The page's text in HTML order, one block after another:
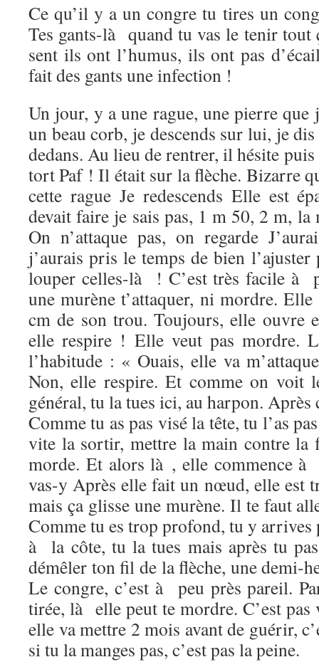
Ce qu’il y a un congre tu tires un
Tes gants-là quand tu vas le tenir tout
sent ils ont l’humus, ils ont pas
fait des gants une infection !
Un jour, y a une rague, une pierre que
un beau corb, je descends sur lui, je
dedans. Au lieu de rentrer, il hésite
tort Paf ! Il était sur la flèche. Bizarre
cette rague Je redescends Elle est
devait faire je sais pas, 1 m 50, 2 m,
On n’attaque pas, on regarde
j’aurais pris le temps de bien l’ajuster
louper celles-là ! C’est très facile à
une murène t’attaquer, ni mordre.
cm de son trou. Toujours, elle ouvre
elle respire ! Elle veut pas mordre.
l’habitude : « Ouais, elle va
Non, elle respire. Et comme on voit
général, tu la tues ici, au harpon. Après
Comme tu as pas visé la tête, tu l’as
vite la sortir, mettre la main contre la
morde. Et alors là , elle commence
vas-y Après elle fait un nœud, elle est
mais ça glisse une murène. Il te faut
Comme tu es trop profond, tu y arrives
à la côte, tu la tues mais après tu
démêler ton fil de la flèche, une demi-
Le congre, c’est à peu près pareil.
tirée, là elle peut te mordre. C’est pas
elle va mettre 2 mois avant de guérir,
si tu la manges pas, c’est pas la peine.